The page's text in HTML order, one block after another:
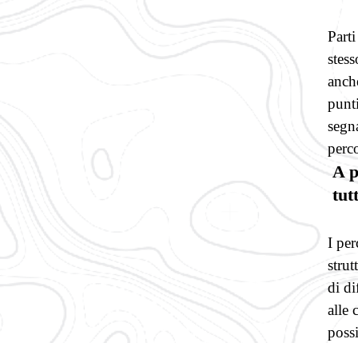
A
I
di
alle